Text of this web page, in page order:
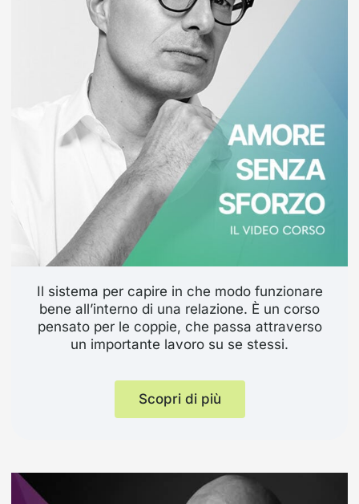
Il sistema per capire in che modo funzionare
bene all’interno di una relazione. È un corso
pensato per le coppie, che passa attraverso
un importante lavoro su se stessi.
Scopri di più